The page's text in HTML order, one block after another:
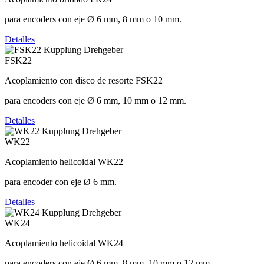
para encoders con eje Ø 6 mm, 8 mm o 10 mm.
Detalles
FSK22
Acoplamiento con disco de resorte FSK22
para encoders con eje Ø 6 mm, 10 mm o 12 mm.
Detalles
WK22
Acoplamiento helicoidal WK22
para encoder con eje Ø 6 mm.
Detalles
WK24
Acoplamiento helicoidal WK24